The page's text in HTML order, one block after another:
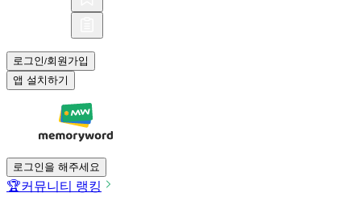
로그인/회원가입
앱 설치하기
로그인을 해주세요
🏆커뮤니티 랭킹